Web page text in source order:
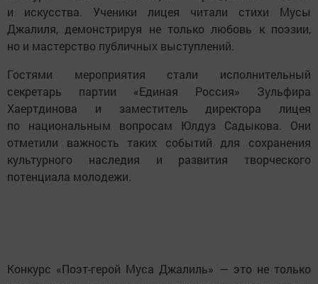
и искусства. Ученики лицея читали стихи Мусы
Джалиля, демонстрируя не только любовь к поэзии,
но и мастерство публичных выступлений.
Гостями мероприятия стали исполнительный
секретарь партии «Единая Россия» Зульфира
Хаертдинова и заместитель директора лицея
по национальным вопросам Юлдуз Садыкова. Они
отметили важность таких событий для сохранения
культурного наследия и развития творческого
потенциала молодежи.
Конкурс «Поэт-герой Муса Джалиль» — это не только